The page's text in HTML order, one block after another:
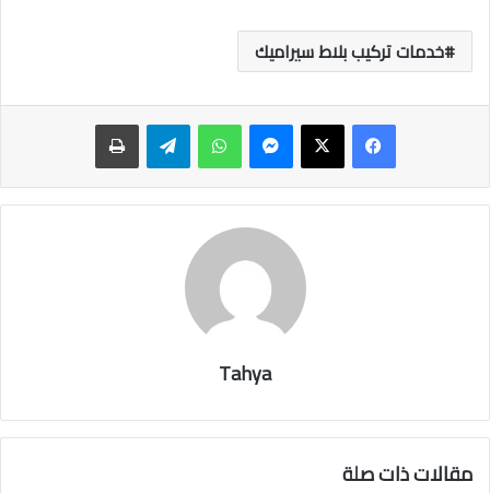
خدمات تركيب بلاط سيراميك
ماسنجر واتساب تيلقرام طباعة
Tahya
مقالات ذات صلة